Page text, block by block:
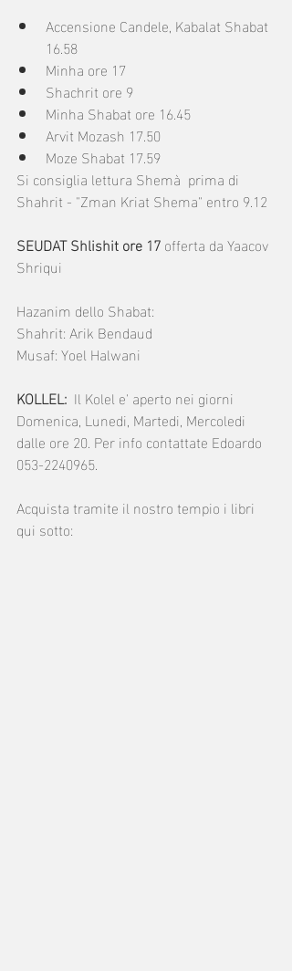
Accensione Candele, Kabalat Shabat
16.58
Minha ore 17
Shachrit ore 9
Minha Shabat ore 16.45
Arvit Mozash 17.50
Moze Shabat 17.59
Si consiglia lettura Shemà  prima di
Shahrit - "Zman Kriat Shema" entro 9.12
SEUDAT Shlishit ore 17 offerta da Yaacov
Shriqui
Hazanim dello Shabat:
Shahrit: Arik Bendaud
Musaf: Yoel Halwani
KOLLEL: Il Kolel e' aperto nei giorni
Domenica, Lunedi, Martedi, Mercoledi
dalle ore 20. Per info contattate Edoardo
053-2240965.
Acquista tramite il nostro tempio i libri
qui sotto: